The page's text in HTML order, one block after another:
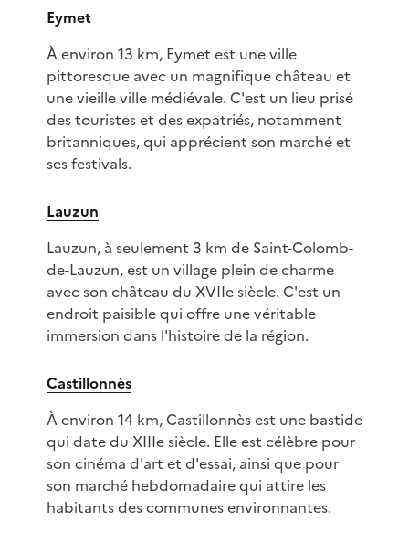
Eymet
À environ 13 km, Eymet est une ville
pittoresque avec un magnifique château et
une vieille ville médiévale. C'est un lieu prisé
des touristes et des expatriés, notamment
britanniques, qui apprécient son marché et
ses festivals.
Lauzun
Lauzun, à seulement 3 km de Saint-Colomb-
de-Lauzun, est un village plein de charme
avec son château du XVIIe siècle. C'est un
endroit paisible qui offre une véritable
immersion dans l'histoire de la région.
Castillonnès
À environ 14 km, Castillonnès est une bastide
qui date du XIIIe siècle. Elle est célèbre pour
son cinéma d'art et d'essai, ainsi que pour
son marché hebdomadaire qui attire les
habitants des communes environnantes.